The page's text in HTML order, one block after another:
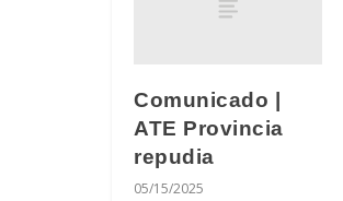
Comunicado |
ATE Provincia
repudia
05/15/2025